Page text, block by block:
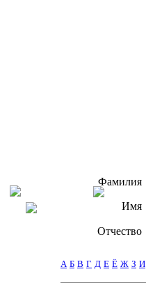
Фамилия
Имя
Отчество
А Б В Г Д Е Ё Ж З И